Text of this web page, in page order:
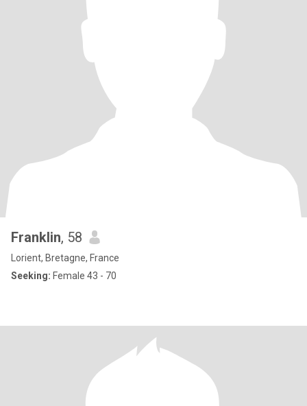
Franklin, 58
Lorient, Bretagne, France
Seeking: Female 43 - 70